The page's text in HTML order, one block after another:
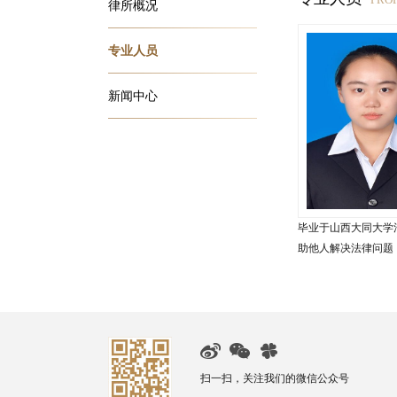
律所概况
专业人员
新闻中心
毕业于山西大同大
助他人解决法律问
扫一扫，关注我们的微信公众号